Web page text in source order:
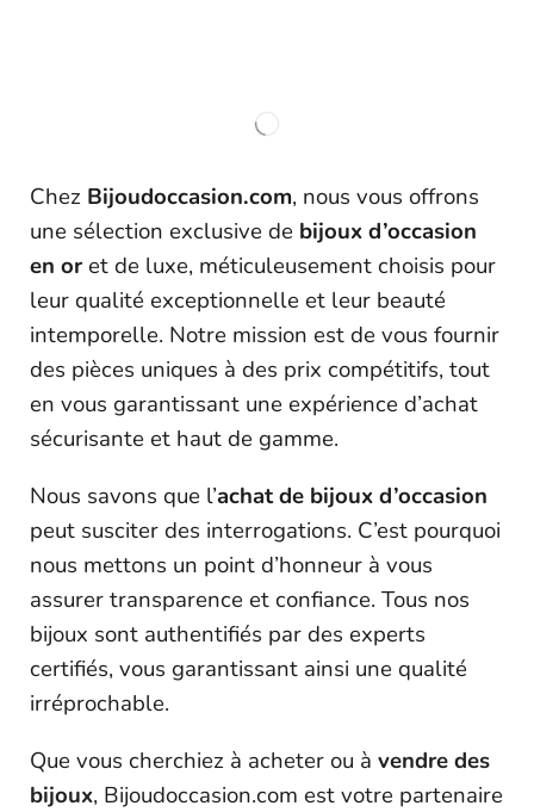
Chez Bijoudoccasion.com, nous vous offrons
une sélection exclusive de bijoux d’occasion
en oret de luxe, méticuleusement choisis pour
leur qualité exceptionnelle et leur beauté
intemporelle. Notre mission est de vous fournir
des pièces uniques à des prix compétitifs, tout
en vous garantissant une expérience d’achat
sécurisante et haut de gamme.
Nous savons que l’achat de bijoux d’occasion
peut susciter des interrogations. C’est pourquoi
nous mettons un point d’honneur à vous
assurer transparence et confiance. Tous nos
bijoux sont authentifiés par des experts
certifiés, vous garantissant ainsi une qualité
irréprochable.
Que vous cherchiez à acheter ou à vendre des
bijoux, Bijoudoccasion.com est votre partenaire